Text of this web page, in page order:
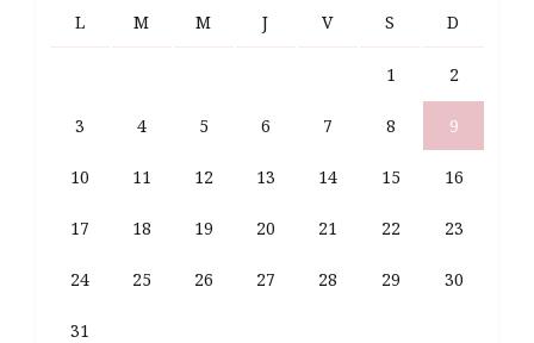
L M M J V S D
1 2
3 4 5 6 7 8 9
10 11 12 13 14 15 16
17 18 19 20 21 22 23
24 25 26 27 28 29 30
31